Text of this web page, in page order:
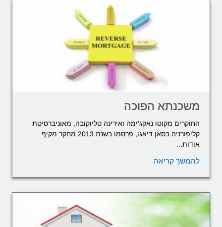
משכנתא הפוכה
החוקרים מקוטו נאקג'ימה ואירינה טליוקובה, מאוניברסיטת
קליפורניה בסאן דיאגו, פרסמו בשנת 2013 מחקר מקיף
אודות...
להמשך קריאה